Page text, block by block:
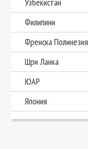
Филипини
Френска Полинезия
Шри Ланка
ЮАР
Япония